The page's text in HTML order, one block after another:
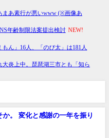
か。 変化と感謝の一年を振り